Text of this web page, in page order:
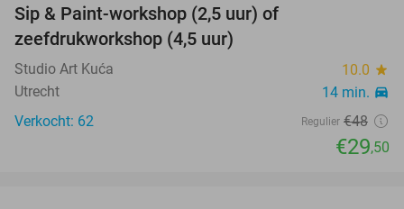
Sip & Paint-workshop (2,5 uur) of
zeefdrukworkshop (4,5 uur)
Studio Art Kuća 10.0 star
Utrecht 14 min. directions_car
Verkocht: 62 Regulier €48
€29,50